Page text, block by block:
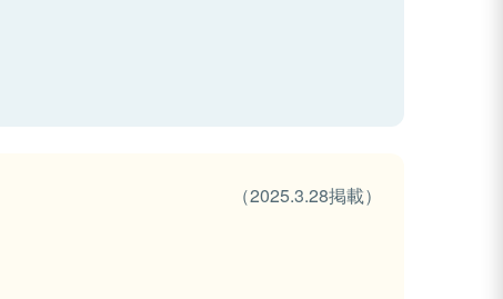
（2025.3.28掲載）